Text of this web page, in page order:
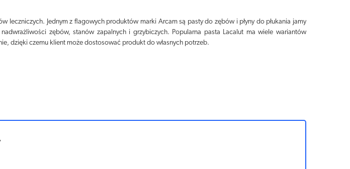
leczniczych. Jednym z flagowych produktów marki Arcam są pasty do zębów i płyny do płukania jamy
zębów, stanów zapalnych i grzybiczych. Popularna pasta Lacalut ma wiele wariantów
dzięki czemu klient może dostosować produkt do własnych potrzeb.